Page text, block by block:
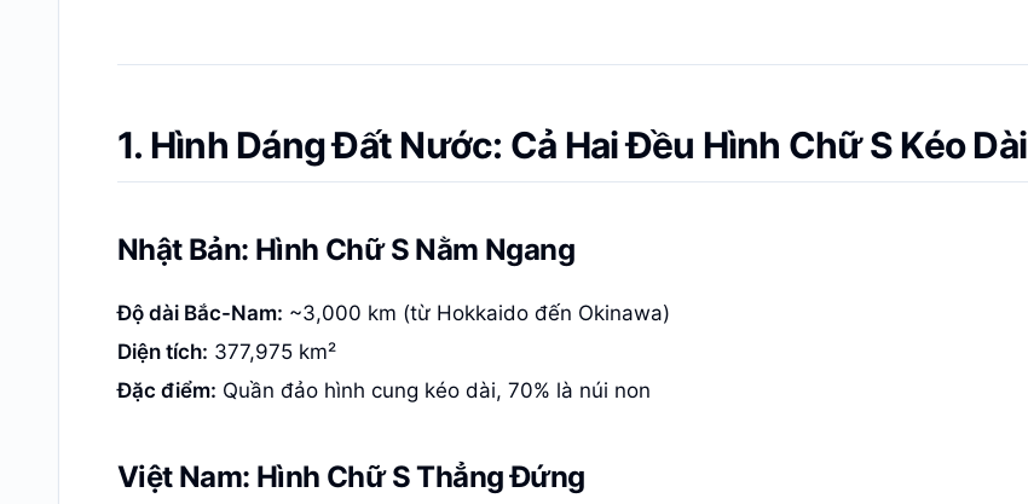
1. Hình Dáng Đất Nước: Cả Hai Đều Hình Chữ S Kéo Dài
Nhật Bản: Hình Chữ S Nằm Ngang
Độ dài Bắc-Nam: ~3,000 km (từ Hokkaido đến Okinawa)
Diện tích: 377,975 km²
Đặc điểm: Quần đảo hình cung kéo dài, 70% là núi non
Việt Nam: Hình Chữ S Thẳng Đứng